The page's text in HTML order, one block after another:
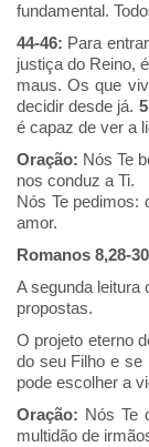
fundamental.
44-46: Para
justiça do Reino,
maus. Os que
decidir desde já.
é capaz de ver a
Oração: Nós Te
nos conduz a Ti.
Nós Te pedimos:
amor.
Romanos 8,28-
A segunda leitura
propostas.
O projeto eterno
do seu Filho e se
pode escolher a
Oração: Nós Te
multidão de